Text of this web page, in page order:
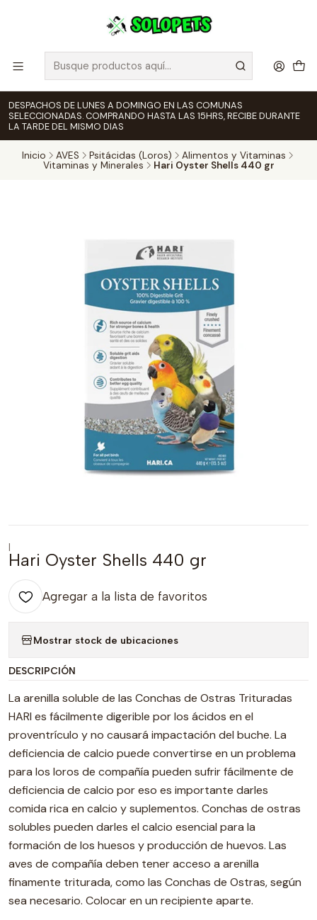
DESPACHOS DE LUNES A DOMINGO EN LAS COMUNAS
SELECCIONADAS. COMPRANDO HASTA LAS 15HRS, RECIBE DURANTE
LA TARDE DEL MISMO DIAS
Inicio AVES Psitácidas (Loros)
Alimentos y Vitaminas
Vitaminas y Minerales
Hari Oyster Shells 440 gr
|
Hari Oyster Shells 440 gr
Agregar a la lista de favoritos
Mostrar stock de ubicaciones
DESCRIPCIÓN
La arenilla soluble de las Conchas de Ostras Trituradas
HARI es fácilmente digerible por los ácidos en el
proventrículo y no causará impactación del buche. La
deficiencia de calcio puede convertirse en un problema
para los loros de compañía pueden sufrir fácilmente de
deficiencia de calcio por eso es importante darles
comida rica en calcio y suplementos. Conchas de ostras
solubles pueden darles el calcio esencial para la
formación de los huesos y producción de huevos. Las
aves de compañía deben tener acceso a arenilla
finamente triturada, como las Conchas de Ostras, según
sea necesario. Colocar en un recipiente aparte.